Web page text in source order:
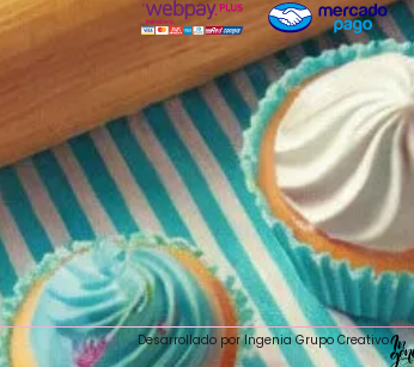
Desarrollado por Ingenia Grupo Creativo